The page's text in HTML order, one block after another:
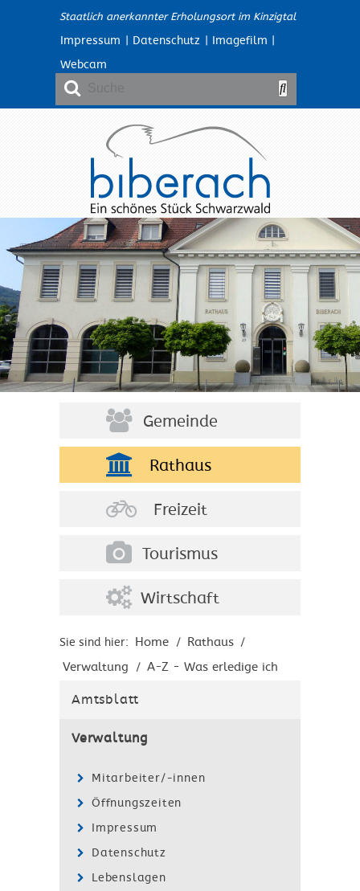
Staatlich anerkannter Erholungsort im Kinzigtal
Impressum | Datenschutz | Imagefilm |
Webcam
Gemeinde
Rathaus
Freizeit
Tourismus
Wirtschaft
Sie sind hier: Home / Rathaus /
Verwaltung / A-Z - Was erledige ich
Amtsblatt
Verwaltung
Mitarbeiter/-innen
Öffnungszeiten
Impressum
Datenschutz
Lebenslagen